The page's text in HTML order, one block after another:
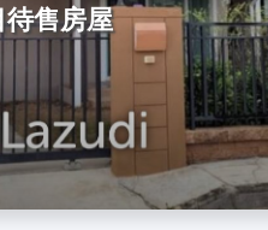
售房屋